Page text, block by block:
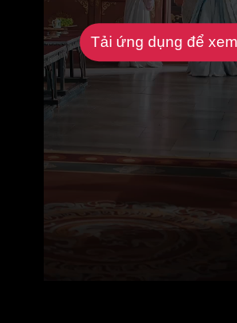
Tải ứng dụng để